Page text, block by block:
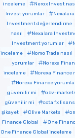
inceleme
Nerox Invest
Invest yorumlar
Investment değerlendirme
nasıl
Nexalara
Investment yorumlar
inceleme
Nomo Trade nasıl
yorumlar
Norexa
inceleme
Norexa Finance
Norexa Finance
güvenilir mi
obv-
güvenilir mi
octa fx lisans
şikayet
Olive Markets
Finance Global
One
One Finance Global inceleme